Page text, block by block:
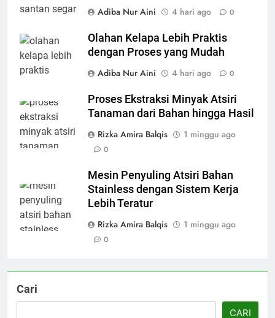
Adiba Nur Aini
4 hari ago 0
Olahan Kelapa Lebih Praktis
dengan Proses yang Mudah
Adiba Nur Aini
4 hari ago 0
Proses Ekstraksi Minyak Atsiri
Tanaman dari Bahan hingga Hasil
Rizka Amira Balqis
1 minggu ago
0
Mesin Penyuling Atsiri Bahan
Stainless dengan Sistem Kerja
Lebih Teratur
Rizka Amira Balqis
1 minggu ago
0
Cari
CARI